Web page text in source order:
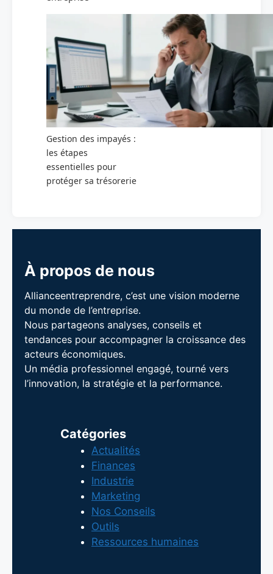
Gestion des impayés :
les étapes
essentielles pour
protéger sa trésorerie
À propos de nous
Allianceentreprendre, c’est une vision moderne
du monde de l’entreprise.
Nous partageons analyses, conseils et
tendances pour accompagner la croissance des
acteurs économiques.
Un média professionnel engagé, tourné vers
l’innovation, la stratégie et la performance.
Catégories
Actualités
Finances
Industrie
Marketing
Nos Conseils
Outils
Ressources humaines